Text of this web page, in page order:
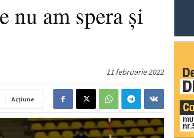
am spera și
11 februarie 2022
Acțiune